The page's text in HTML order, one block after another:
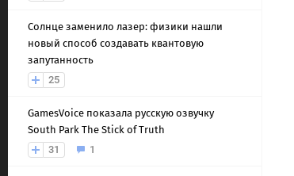
Солнце заменило лазер: физики нашли
новый способ создавать квантовую
запутанность
25
GamesVoice показала русскую озвучку
South Park The Stick of Truth
31
1